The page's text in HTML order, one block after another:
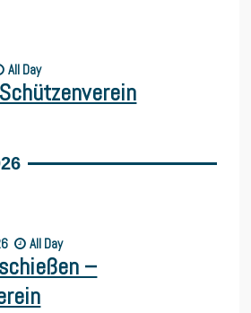
All Day
All Day
–